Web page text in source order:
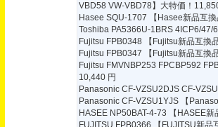
VBD58 VW-VBD78】大特価！
Hasee SQU-1707
【Hasee新品互
Toshiba PA5366U-1BRS 4ICP6/47/
Fujitsu FPB0348
【Fujitsu新品互換
Fujitsu FPB0347
【Fujitsu新品互換
Fujitsu FMVNBP253 FPCBP592
10,440 円
Panasonic CF-VZSU2DJS CF-
Panasonic CF-VZSU1YJS
【
HASEE NP50BAT-4-73
【HASEE